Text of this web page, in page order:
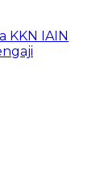
KKN IAIN